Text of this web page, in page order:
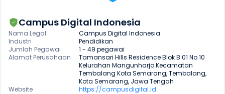
Campus Digital Indonesia
Nama Legal
Campus Digital Indonesia
Industri
Pendidikan
Jumlah Pegawai
1 - 49 pegawai
Alamat Perusahaan
Tamansari Hills Residence Blok B.01 No.10
Kelurahan Mangunharjo Kecamatan
Tembalang Kota Semarang, Tembalang,
Kota Semarang, Jawa Tengah
Website
https://campusdigital.id